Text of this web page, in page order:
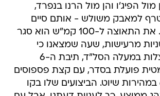
מול הפיג'ו והן מול הרנו בנפרד,
למאבק משולש - אותם סיים
במקום האחרון. את התאוצה ל-100 קמ"ש הוא סגר
ב-13.7 שניות מרעישות, שעה שמצאנו כי
למרות מעט עצלות במעלה הסל"ד, תיבת ה-6
פועלת בסדר, עם קצת פספוסים
בין הילוך 5 ל-6 במהירות שיוט. הביצועים שלו בקו